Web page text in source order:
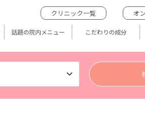
クリニック一覧 オ
話題の院内メニュー こだわりの成分